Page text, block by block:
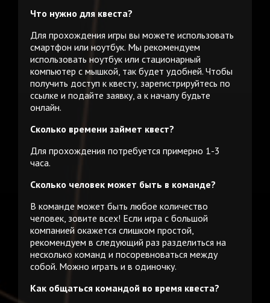
Что нужно для квеста?
Для прохождения игры вы можете использовать
смартфон или ноутбук. Мы рекомендуем
использовать ноутбук или стационарный
компьютер с мышкой, так будет удобней. Чтобы
получить доступ к квесту, зарегистрируйтесь по
ссылке и подайте заявку, а к началу будьте
онлайн.
Сколько времени займет квест?
Для прохождения потребуется примерно 1-3
часа.
Сколько человек может быть в команде?
В команде может быть любое количество
человек, зовите всех! Если игра с большой
компанией окажется слишком простой,
рекомендуем в следующий раз разделиться на
несколько команд и посоревноваться между
собой. Можно играть и в одиночку.
Как общаться командой во время квеста?